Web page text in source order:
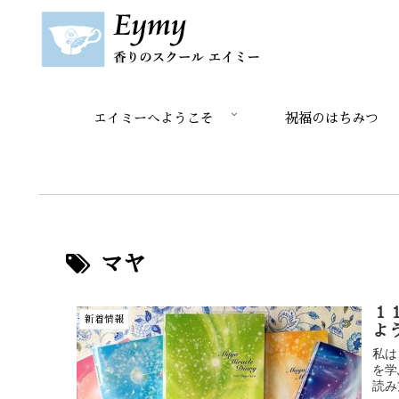
エイミーへようこそ 祝福のはちみつ
マヤ
新着情報
１
よ
私
を
読